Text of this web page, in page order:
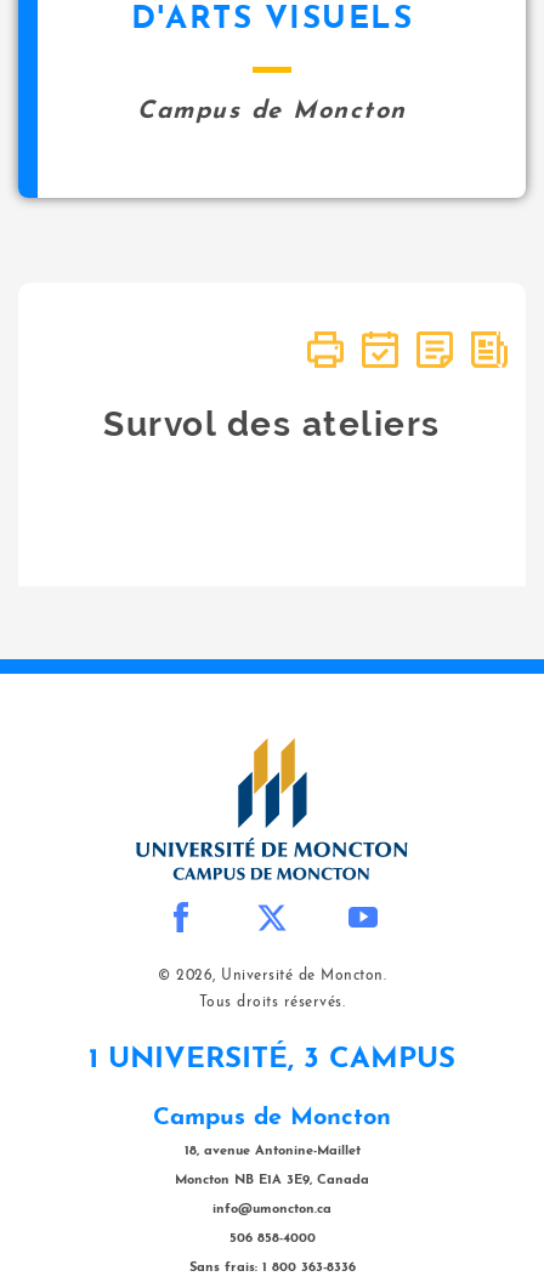
D'ARTS VISUELS
Campus de Moncton
Survol des ateliers
© 2026, Université de Moncton.
Tous droits réservés.
1 UNIVERSITÉ, 3 CAMPUS
Campus de Moncton
18, avenue Antonine-Maillet
Moncton NB E1A 3E9, Canada
info@umoncton.ca
506 858-4000
Sans frais: 1 800 363-8336